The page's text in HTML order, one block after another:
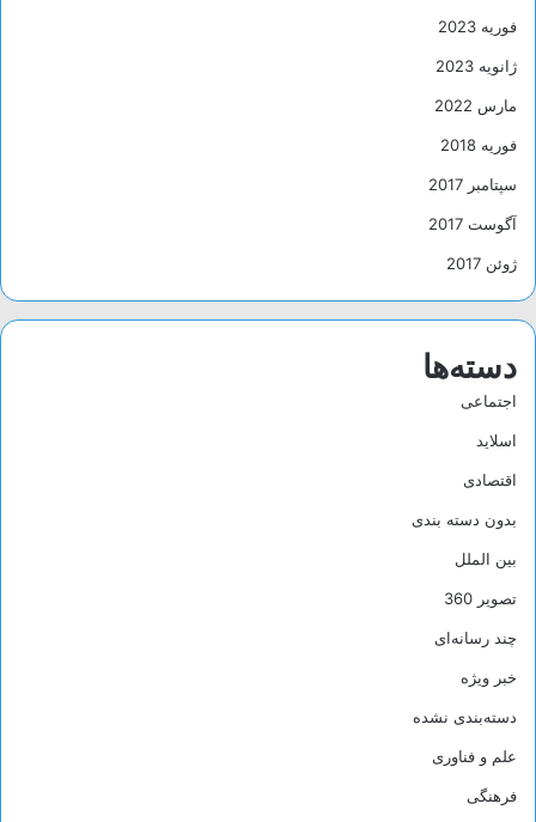
فوریه 2023
ژانویه 2023
مارس 2022
فوریه 2018
سپتامبر 2017
آگوست 2017
ژوئن 2017
دسته‌ها
اجتماعی
اسلاید
اقتصادی
بدون دسته بندی
بین الملل
تصویر 360
چند رسانه‌ای
خبر ویژه
دسته‌بندی نشده
علم و فناوری
فرهنگی